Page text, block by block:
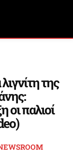
της
παλιοί